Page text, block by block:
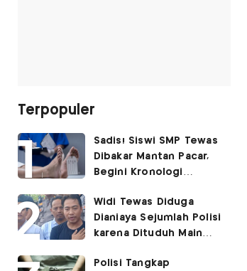
Terpopuler
Sadis! Siswi SMP Tewas
Dibakar Mantan Pacar,
Begini Kronologi
Widi Tewas Diduga
Dianiaya Sejumlah Polisi
karena Dituduh Main
Polisi Tangkap